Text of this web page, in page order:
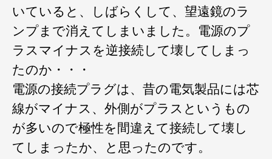
いていると、しばらくして、望遠鏡のラ
ンプまで消えてしまいました。電源のプ
ラスマイナスを逆接続して壊してしまっ
たのか・・・
電源の接続プラグは、昔の電気製品には芯
線がマイナス、外側がプラスというもの
が多いので極性を間違えて接続して壊し
てしまったか、と思ったのです。